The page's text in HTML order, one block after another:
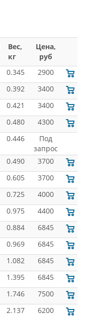
Вес,
кг
Цена,
руб
0.345
2900
0.392
3400
0.421
3400
0.480
4300
0.446
Под
запрос
0.490
3700
0.605
3700
0.725
4000
0.975
4400
0.884
6845
0.969
6845
1.082
6845
1.395
6845
1.746
7500
2.137
6200